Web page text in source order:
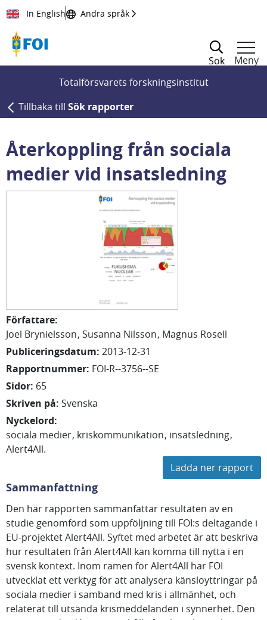
Till innehållet
In English Andra språk
Sök
Meny
Totalförsvarets forskningsinstitut
Tillbaka till Sök rapporter
Återkoppling från sociala
medier vid insatsledning
Författare:
Joel Brynielsson Susanna Nilsson Magnus Rosell
Publiceringsdatum: 2013-12-31
Rapportnummer: FOI-R--3756--SE
Sidor: 65
Skriven på: Svenska
Nyckelord:
sociala medier kriskommunikation insatsledning
Alert4All.
Ladda ner rapport
Sammanfattning
Den här rapporten sammanfattar resultaten av en
studie genomförd som uppföljning till FOI:s deltagande i
EU-projektet Alert4All. Syftet med arbetet är att beskriva
hur resultaten från Alert4All kan komma till nytta i en
svensk kontext. Inom ramen för Alert4All har FOI
utvecklat ett verktyg för att analysera känsloyttringar på
sociala medier i samband med kris i allmänhet, och
relaterat till utsända krismeddelanden i synnerhet. Den